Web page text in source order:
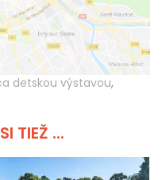
detskou výstavou,
TIEŽ ...